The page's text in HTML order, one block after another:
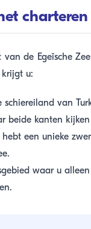
charteren
van de Egeïsche
u:
van
beide kanten
een unieke
waar u